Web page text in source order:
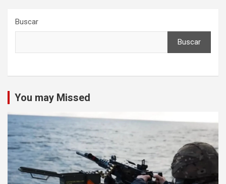
Buscar
Buscar
You may Missed